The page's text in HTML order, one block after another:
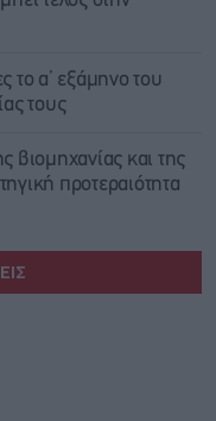
το α’ εξάμηνο του
τους
βιομηχανίας και της
προτεραιότητα